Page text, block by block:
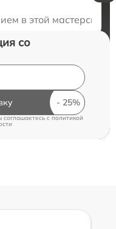
в этой
со
соглашаетесь cполитикой